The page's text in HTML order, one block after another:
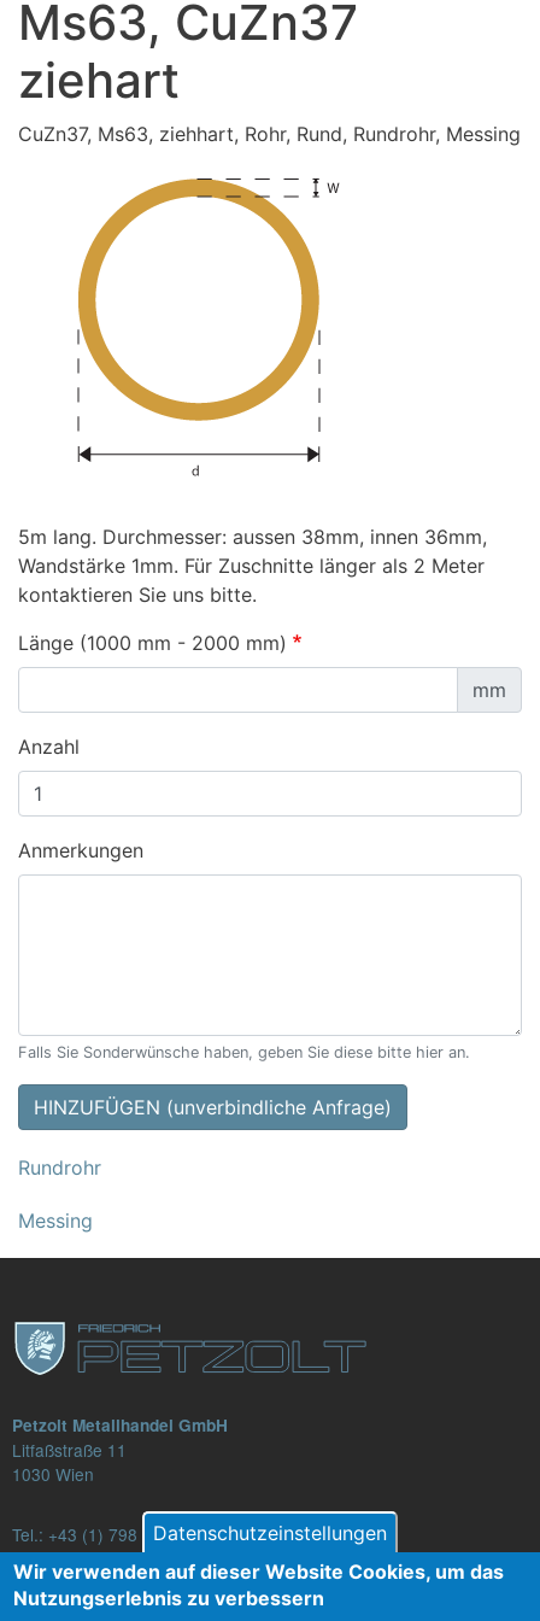
Ms63, CuZn37
ziehart
CuZn37, Ms63, ziehhart, Rohr, Rund, Rundrohr, Messing
5m lang. Durchmesser: aussen 38mm, innen 36mm,
Wandstärke 1mm. Für Zuschnitte länger als 2 Meter
kontaktieren Sie uns bitte.
Länge (1000 mm - 2000 mm)
mm
Anzahl
Anmerkungen
Falls Sie Sonderwünsche haben, geben Sie diese bitte hier an.
HINZUFÜGEN (unverbindliche Anfrage)
Rundrohr
Messing
Petzolt Metallhandel GmbH
Litfaßstraße 11
1030 Wien
Tel.: +43 (1) 798 82 88-16
E-Mail: verkauf@petzolt.at
Datenschutzeinstellungen
Wir verwenden auf dieser Website Cookies, um das
Nutzungserlebnis zu verbessern